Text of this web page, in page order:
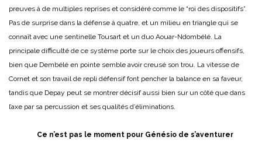
preuves à de multiples reprises et considéré comme le “roi des dispositifs”.
Pas de surprise dans la défense à quatre, et un milieu en triangle qui se
connaît avec une sentinelle Tousart et un duo Aouar-Ndombélé. La
principale difficulté de ce système porte sur le choix des joueurs offensifs,
bien que Dembélé en pointe semble avoir creusé son trou. La vitesse de
Cornet et son travail de repli défensif font pencher la balance en sa faveur,
tandis que Depay peut se montrer décisif aussi bien sur un côté que dans
l’axe par sa percussion et ses qualités d’éliminations.
Ce n’est pas le moment pour Génésio de s’aventurer